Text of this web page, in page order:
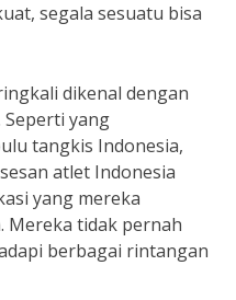
segala sesuatu bisa
dikenal dengan
yang
tangkis Indonesia,
atlet Indonesia
yang mereka
Mereka tidak pernah
berbagai rintangan